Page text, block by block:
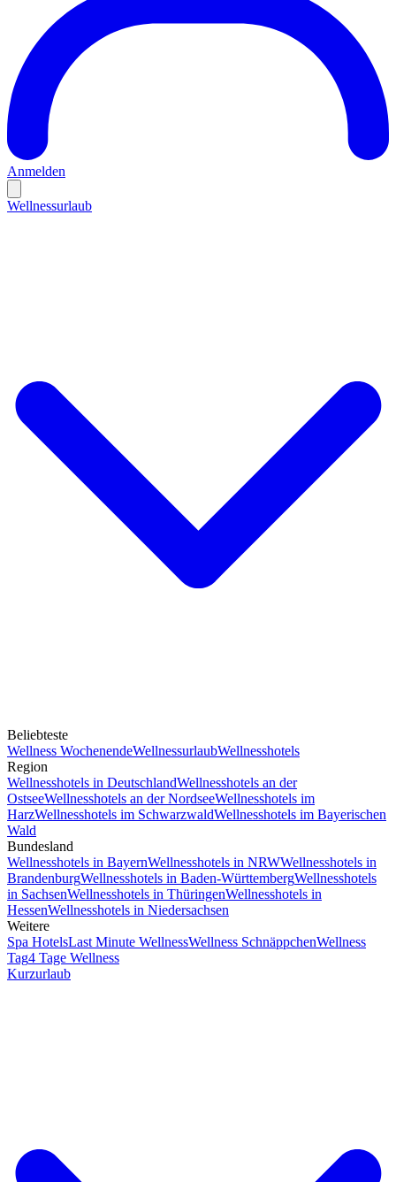
Anmelden
Wellnessurlaub
Beliebteste
Wellness WochenendeWellnessurlaubWellnesshotels
Region
Wellnesshotels in DeutschlandWellnesshotels an der
OstseeWellnesshotels an der NordseeWellnesshotels im
HarzWellnesshotels im SchwarzwaldWellnesshotels im Bayerischen
Wald
Bundesland
Wellnesshotels in BayernWellnesshotels in NRWWellnesshotels in
BrandenburgWellnesshotels in Baden-WürttembergWellnesshotels
in SachsenWellnesshotels in ThüringenWellnesshotels in
HessenWellnesshotels in Niedersachsen
Weitere
Spa HotelsLast Minute WellnessWellness SchnäppchenWellness
Tag4 Tage Wellness
Kurzurlaub